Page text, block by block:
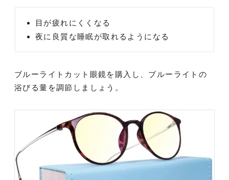
目が疲れにくくなる
夜に良質な睡眠が取れるようになる
ブルーライトカット眼鏡を購入し、ブルーライトの
浴びる量を調節しましょう。